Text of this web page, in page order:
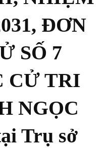
ĐƠN
SỐ 7
CỬ TRI
NGỌC
Trụ sở